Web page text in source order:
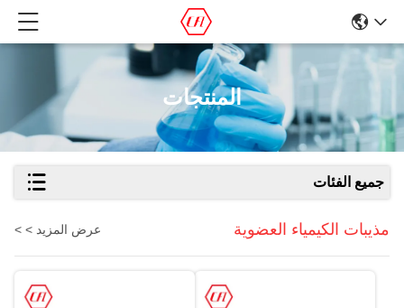
المنتجات
جميع الفئات
مذيبات الكيمياء العضوية عرض المزيد > >